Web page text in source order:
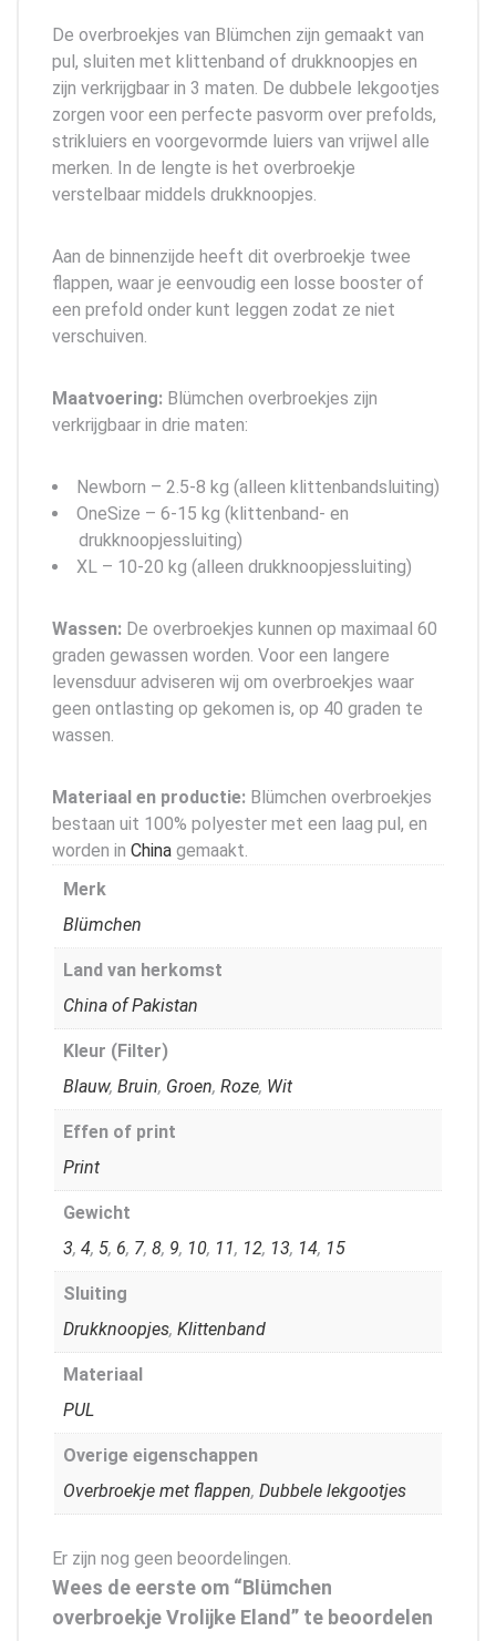
De overbroekjes van Blümchen zijn gemaakt van
pul, sluiten met klittenband of drukknoopjes en
zijn verkrijgbaar in 3 maten. De dubbele lekgootjes
zorgen voor een perfecte pasvorm over prefolds,
strikluiers en voorgevormde luiers van vrijwel alle
merken. In de lengte is het overbroekje
verstelbaar middels drukknoopjes.
Aan de binnenzijde heeft dit overbroekje twee
flappen, waar je eenvoudig een losse booster of
een prefold onder kunt leggen zodat ze niet
verschuiven.
Maatvoering: Blümchen overbroekjes zijn
verkrijgbaar in drie maten:
Newborn – 2.5-8 kg (alleen klittenbandsluiting)
OneSize – 6-15 kg (klittenband- en
drukknoopjessluiting)
XL – 10-20 kg (alleen drukknoopjessluiting)
Wassen: De overbroekjes kunnen op maximaal 60
graden gewassen worden. Voor een langere
levensduur adviseren wij om overbroekjes waar
geen ontlasting op gekomen is, op 40 graden te
wassen.
Materiaal en productie: Blümchen overbroekjes
bestaan uit 100% polyester met een laag pul, en
worden in China gemaakt.
Merk
Blümchen
Land van herkomst
China of Pakistan
Kleur (Filter)
Blauw, Bruin, Groen, Roze, Wit
Effen of print
Print
Gewicht
3, 4, 5, 6, 7, 8, 9, 10, 11, 12, 13, 14, 15
Sluiting
Drukknoopjes, Klittenband
Materiaal
PUL
Overige eigenschappen
Overbroekje met flappen, Dubbele lekgootjes
Er zijn nog geen beoordelingen.
Wees de eerste om “Blümchen
overbroekje Vrolijke Eland” te beoordelen